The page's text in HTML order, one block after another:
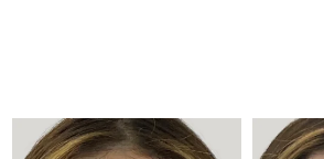
日本